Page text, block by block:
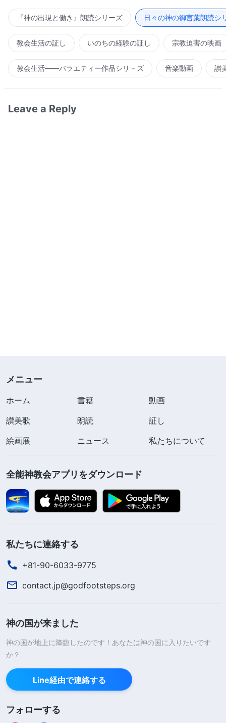
『神の出現と働き』朗読シリーズ 日々の神の御言葉朗読シ
教会生活の証し いのちの経験の証し 宗教迫害の映画
教会生活――バラエティー作品シリ－ズ 音楽動画 讃
Leave a Reply
メニュー
ホーム 書籍
動画
讃美歌
朗読
証し
絵画展
ニュース 私たちについて
全能神教会アプリをダウンロード
私たちに連絡する
+81-90-6033-9775
contact.jp@godfootsteps.org
神の国が来ました
神の国が地上に降臨したのです！あなたは神の国に入りたいです
か？
Line経由で連絡する
フォローする